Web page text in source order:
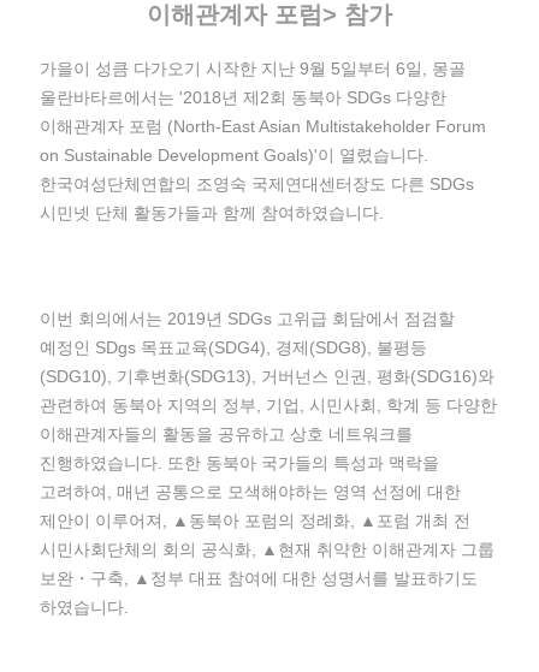
이해관계자 포럼> 참가
가을이 성큼 다가오기 시작한 지난 9월 5일부터 6일, 몽골
울란바타르에서는 '2018년 제2회 동북아 SDGs 다양한
이해관계자 포럼 (North-East Asian Multistakeholder Forum
on Sustainable Development Goals)'이 열렸습니다.
한국여성단체연합의 조영숙 국제연대센터장도 다른 SDGs
시민넷 단체 활동가들과 함께 참여하였습니다.
이번 회의에서는 2019년 SDGs 고위급 회담에서 점검할
예정인 SDgs 목표교육(SDG4), 경제(SDG8), 불평등
(SDG10), 기후변화(SDG13), 거버넌스 인권, 평화(SDG16)와
관련하여 동북아 지역의 정부, 기업, 시민사회, 학계 등 다양한
이해관계자들의 활동을 공유하고 상호 네트워크를
진행하였습니다. 또한 동북아 국가들의 특성과 맥락을
고려하여, 매년 공통으로 모색해야하는 영역 선정에 대한
제안이 이루어져, ▲동북아 포럼의 정례화, ▲포럼 개최 전
시민사회단체의 회의 공식화, ▲현재 취약한 이해관계자 그룹
보완・구축, ▲정부 대표 참여에 대한 성명서를 발표하기도
하였습니다.